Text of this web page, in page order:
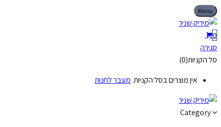
מוצרים בסל הקניות.מעבר לחנות